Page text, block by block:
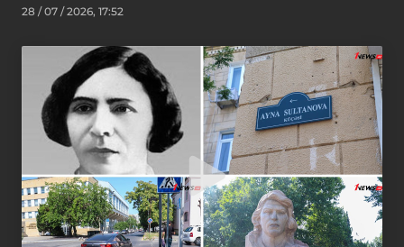
28 / 07 / 2026, 17:52